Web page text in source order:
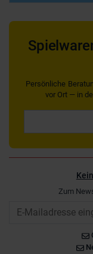
Persönliche
vor Ort — in
Zum